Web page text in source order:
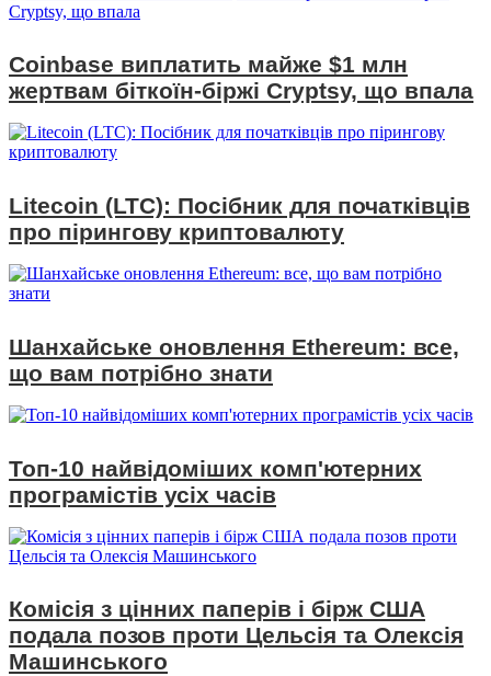
Coinbase виплатить майже $1 млн
жертвам біткоїн-біржі Cryptsy, що впала
Litecoin (LTC): Посібник для початківців
про пірингову криптовалюту
Шанхайське оновлення Ethereum: все,
що вам потрібно знати
Топ-10 найвідоміших комп'ютерних
програмістів усіх часів
Комісія з цінних паперів і бірж США
подала позов проти Цельсія та Олексія
Машинського